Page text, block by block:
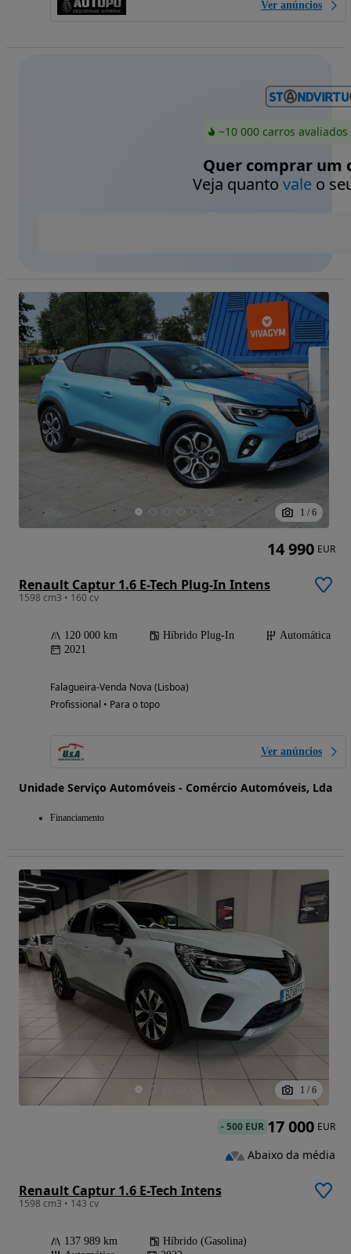
Ver anúncios
~10 000 carros
Quer comprar um
Veja quanto valeo
1 / 6
Renault Captur 1.6 E-Tech Plug-In Intens
1598 cm3 • 160 cv
120 000 km Híbrido Plug-In
Automática
2021
Falagueira-Venda Nova (Lisboa)
Profissional • Para o topo
Ver anúncios
Unidade Serviço Automóveis - Comércio Automóveis, Lda
Financiamento
14 990 EUR
1 / 6
Renault Captur 1.6 E-Tech Intens
1598 cm3 • 143 cv
137 989 km
Híbrido (Gasolina)
-500 EUR 17 000 EUR
Abaixo da média